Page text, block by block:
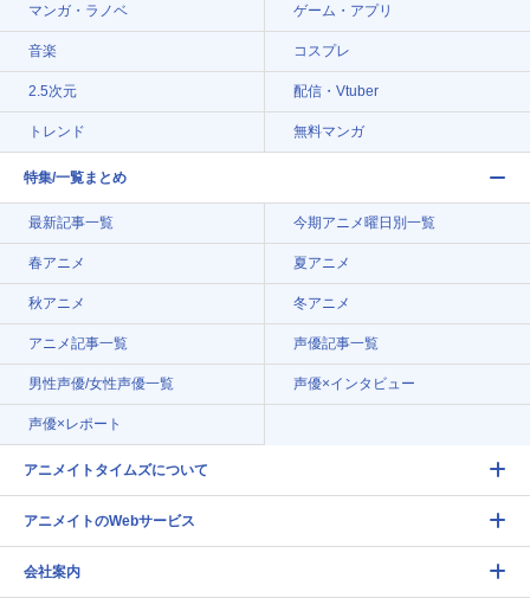
マンガ・ラノベ ゲーム・アプリ
音楽 コスプレ
2.5次元 配信・Vtuber
トレンド 無料マンガ
特集/一覧まとめ
最新記事一覧 今期アニメ曜日別一覧
春アニメ 夏アニメ
秋アニメ 冬アニメ
アニメ記事一覧 声優記事一覧
男性声優/女性声優一覧 声優×インタビュー
声優×レポート
アニメイトタイムズについて
アニメイトのWebサービス
会社案内